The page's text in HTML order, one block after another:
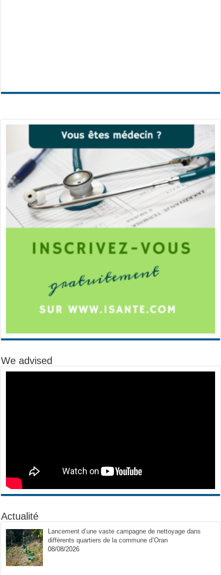
We advised
Actualité
Lancement d’une vaste campagne de nettoyage dans
différents quartiers de la commune d’Oran
08/08/2026